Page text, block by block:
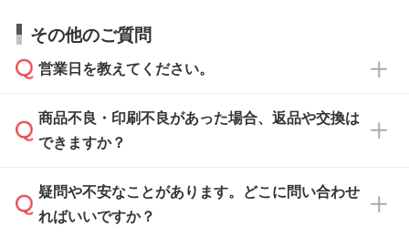
い合わせください。
なお、印刷用データの作り方に関する詳細は、
から添付してお送りください。
しい
解像度の低い画像や、手書きのイラスト、写真
などを、印刷に適したベクターデータに変換し
・フルカラーデータを1色に変換してほしい
お見積・ご注文・
相談いただきますと、担当スタッフがお客様の
ご希望や商品の本体色を確認し、印刷色をご提
本体色がブラック、ネイビーなど濃色の場合は
白色か淡い色の印刷色をおすすめしておりま
本体色がナチュラルなど淡色の場合、印刷をく
っきりと目立たせたいときは濃い印刷色が、柔
らかい雰囲気にしたいときは淡い印刷色が映え
その他のご質問
営業日を教えてください。
営業日は平日の10:00～18:00で、土日祝日はお
休みとなります。注文・見積・お問い合わせ
速やかに対応いたします。
商品不良・印刷不良があった場合、返品や交換は
できますか？
お手数をお掛けいたしますが、至急担当スタッ
フまでご連絡ください。商品の状況を確認し、
疑問や不安なことがあります。どこに問い合わせ
ればいいですか？